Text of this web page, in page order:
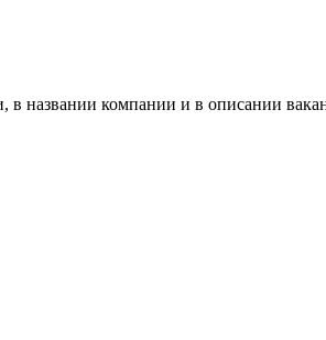
в названии компании и в описании